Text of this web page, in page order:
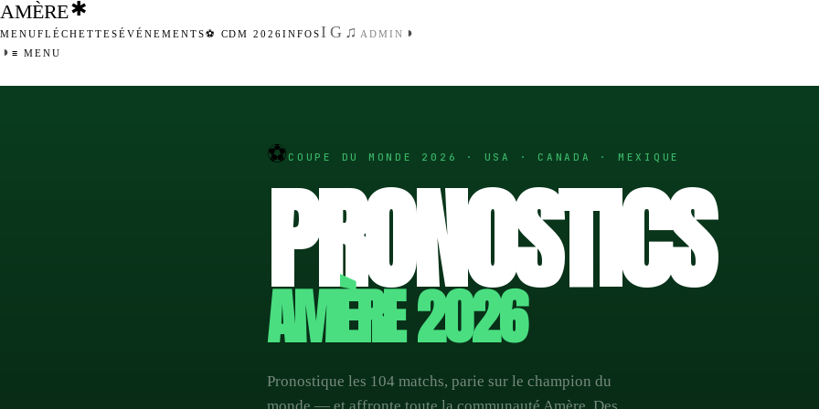
AMÈRE✱
MENUFLÉCHETTESÉVÉNEMENTS⚽ CDM 2026INFOSIG ♫ ADMIN ◑
◑ ≡ MENU
⚽ COUPE DU MONDE 2026 · USA · CANADA · MEXIQUE
PRONOSTICS
AMÈRE 2026
Pronostique les 104 matchs, parie sur le champion du